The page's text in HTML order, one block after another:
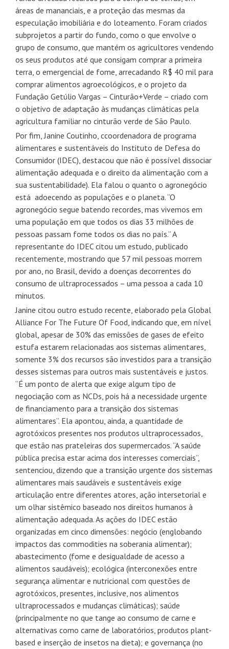
áreas de mananciais, e a proteção das mesmas da
especulação imobiliária e do loteamento. Foram criados
subprojetos a partir do fundo, como o que envolve o
grupo de consumo, que mantém os agricultores vendendo
os seus produtos até que consigam comprar a primeira
terra, o emergencial de fome, arrecadando R$ 40 mil para
comprar alimentos agroecológicos, e o projeto da
Fundação Getúlio Vargas – Cinturão+Verde – criado com
o objetivo de adaptação às mudanças climáticas pela
agricultura familiar no cinturão verde de São Paulo.
Por fim, Janine Coutinho, ccoordenadora de programa
alimentares e sustentáveis do Instituto de Defesa do
Consumidor (IDEC), destacou que não é possível dissociar
alimentação adequada e o direito da alimentação com a
sua sustentabilidade). Ela falou o quanto o agronegócio
está adoecendo as populações e o planeta. “O
agronegócio segue batendo recordes, mas vivemos em
uma população em que todos os dias 33 milhões de
pessoas passam fome todos os dias no país.” A
representante do IDEC citou um estudo, publicado
recentemente, mostrando que 57 mil pessoas morrem
por ano, no Brasil, devido a doenças decorrentes do
consumo de ultraprocessados – uma pessoa a cada 10
minutos.
Janine citou outro estudo recente, elaborado pela Global
Alliance For The Future Of Food, indicando que, em nível
global, apesar de 30% das emissões de gases de efeito
estufa estarem relacionadas aos sistemas alimentares,
somente 3% dos recursos são investidos para a transição
desses sistemas para outros mais sustentáveis e justos.
“É um ponto de alerta que exige algum tipo de
negociação com as NCDs, pois há a necessidade urgente
de financiamento para a transição dos sistemas
alimentares”. Ela apontou, ainda, a quantidade de
agrotóxicos presentes nos produtos ultraprocessados,
que estão nas prateleiras dos supermercados. “A saúde
pública precisa estar acima dos interesses comerciais”,
sentenciou, dizendo que a transição urgente dos sistemas
alimentares mais saudáveis e sustentáveis exige
articulação entre diferentes atores, ação intersetorial e
um olhar sistêmico baseado nos direitos humanos à
alimentação adequada. As ações do IDEC estão
organizadas em cinco dimensões: negócio (englobando
impactos das commodities na soberania alimentar);
abastecimento (fome e desigualdade de acesso a
alimentos saudáveis); ecológica (interconexões entre
segurança alimentar e nutricional com questões de
agrotóxicos, presentes, inclusive, nos alimentos
ultraprocessados e mudanças climáticas); saúde
(principalmente no que tange ao consumo de carne e
alternativas como carne de laboratórios, produtos plant-
based e inserção de insetos na dieta); e governança (no